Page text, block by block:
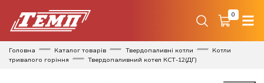
0
Головна Каталог товарів Твердопаливні котли
Котли
тривалого горіння
Твердопаливний котел КСТ-12(ДГ)